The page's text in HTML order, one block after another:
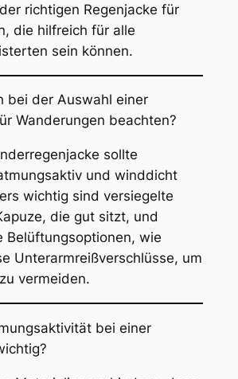
richtigen Regenjacke für
die hilfreich für alle
sein können.
bei der Auswahl einer
Wanderungen beachten?
sollte
und winddicht
wichtig sind versiegelte
die gut sitzt, und
Belüftungsoptionen, wie
Unterarmreißverschlüsse, um
vermeiden.
bei einer